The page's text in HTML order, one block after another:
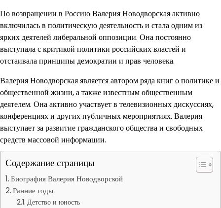
По возвращении в Россию Валерия Новодворская активно
включилась в политическую деятельность и стала одним из
ярких деятелей либеральной оппозиции. Она постоянно
выступала с критикой политики российских властей и
отстаивала принципы демократии и прав человека.
Валерия Новодворская является автором ряда книг о политике и
общественной жизни, а также известным общественным
деятелем. Она активно участвует в телевизионных дискуссиях,
конференциях и других публичных мероприятиях. Валерия
выступает за развитие гражданского общества и свободных
средств массовой информации.
Содержание страницы
Биография Валерия Новодворской
Ранние годы
Детство и юность